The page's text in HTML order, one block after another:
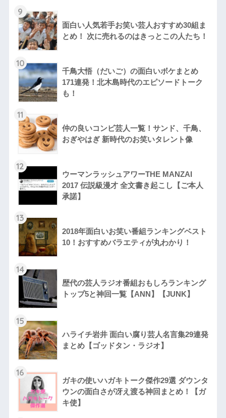
9
面白い人気若手お笑い芸人おすすめ30組ま
とめ！ 次に売れるのはきっとこの人たち！
10
千鳥大悟（だいご）の面白いボケまとめ
171連発！北木島時代のエピソードトーク
も！
11
仲の良いコンビ芸人一覧！サンド、千鳥、
おぎやはぎ 新時代のお笑いタレント像
12
ウーマンラッシュアワーTHE MANZAI
2017 伝説級漫才 全文書き起こし【ご本人
承諾】
13
2018年面白いお笑い番組ランキングベスト
10！おすすめバラエティが丸わかり！
14
歴代の芸人ラジオ番組おもしろランキング
トップ5と神回一覧【ANN】【JUNK】
15
ハライチ岩井 面白い腐り芸人名言集29連発
まとめ【ゴッドタン・ラジオ】
16
ガキの使いハガキトーク傑作29選 ダウンタ
ウンの面白さが冴え渡る神回まとめ！【ガ
キ使】